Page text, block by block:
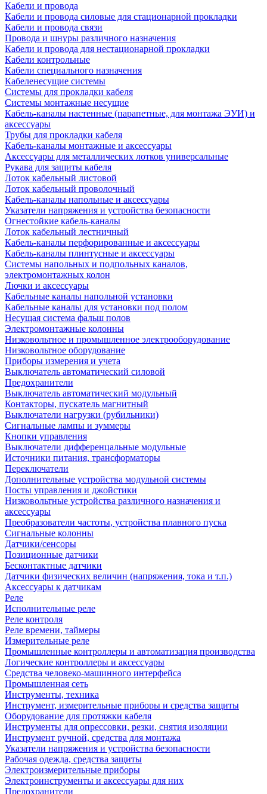
Кабели и провода
Кабели и провода силовые для стационарной прокладки
Кабели и провода связи
Провода и шнуры различного назначения
Кабели и провода для нестационарной прокладки
Кабели контрольные
Кабели специального назначения
Кабеленесущие системы
Системы для прокладки кабеля
Системы монтажные несущие
Кабель-каналы настенные (парапетные, для монтажа ЭУИ) и
аксессуары
Трубы для прокладки кабеля
Кабель-каналы монтажные и аксессуары
Аксессуары для металлических лотков универсальные
Рукава для защиты кабеля
Лоток кабельный листовой
Лоток кабельный проволочный
Кабель-каналы напольные и аксессуары
Указатели напряжения и устройства безопасности
Огнестойкие кабель-каналы
Лоток кабельный лестничный
Кабель-каналы перфорированные и аксессуары
Кабель-каналы плинтусные и аксессуары
Системы напольных и подпольных каналов,
электромонтажных колон
Лючки и аксессуары
Кабельные каналы напольной установки
Кабельные каналы для установки под полом
Несущая система фальш полов
Электромонтажные колонны
Низковольтное и промышленное электрооборудование
Низковольтное оборудование
Приборы измерения и учета
Выключатель автоматический силовой
Предохранители
Выключатель автоматический модульный
Контакторы, пускатель магнитный
Выключатели нагрузки (рубильники)
Сигнальные лампы и зуммеры
Кнопки управления
Выключатели дифференцальные модульные
Источники питания, трансформаторы
Переключатели
Дополнительные устройства модульной системы
Посты управления и джойстики
Низковольтные устройства различного назначения и
аксессуары
Преобразователи частоты, устройства плавного пуска
Сигнальные колонны
Датчики/сенсоры
Позиционные датчики
Бесконтактные датчики
Датчики физических величин (напряжения, тока и т.п.)
Аксессуары к датчикам
Реле
Исполнительные реле
Реле контроля
Реле времени, таймеры
Измерительные реле
Промышленные контроллеры и автоматизация производства
Логические контроллеры и аксессуары
Средства человеко-машинного интерфейса
Промышленная сеть
Инструменты, техника
Инструмент, измерительные приборы и средства защиты
Оборудование для протяжки кабеля
Инструменты для опрессовки, резки, снятия изоляции
Инструмент ручной, средства для монтажа
Указатели напряжения и устройства безопасности
Рабочая одежда, средства защиты
Электроизмерительные приборы
Электроинструменты и аксессуары для них
Предохранители